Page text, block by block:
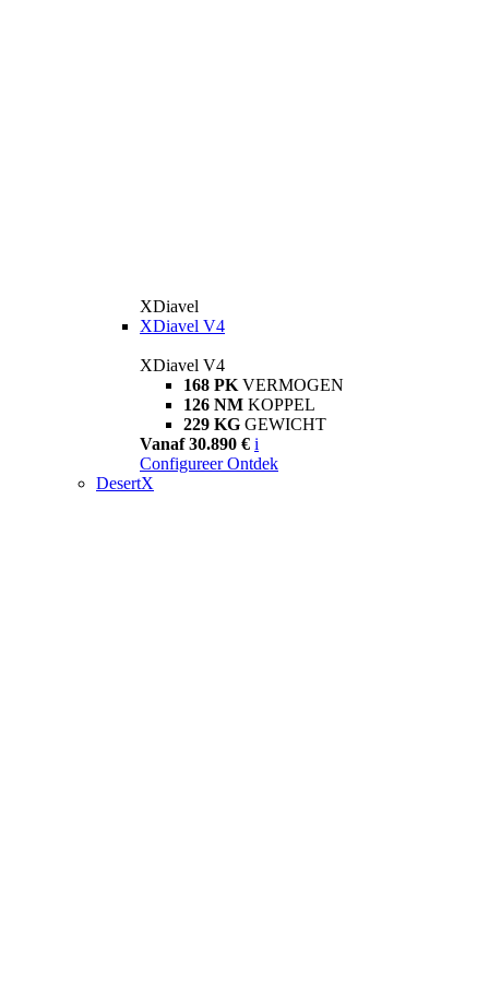
XDiavel
XDiavel V4
XDiavel V4
168 PK VERMOGEN
126 NM KOPPEL
229 KG GEWICHT
Vanaf 30.890 € i
Configureer Ontdek
DesertX